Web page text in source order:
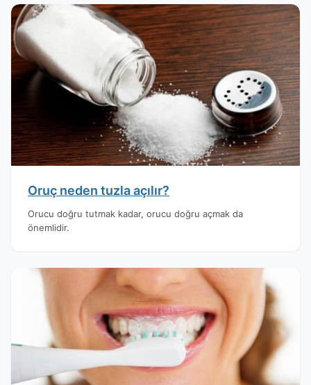
Oruç neden tuzla açılır?
Orucu doğru tutmak kadar, orucu doğru açmak da
önemlidir.